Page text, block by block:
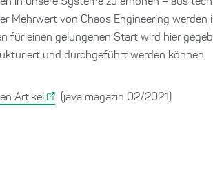
Mehrwert von Chaos Engineering
für einen gelungenen Start wird hier
und durchgeführt werden können.
Artikel (java magazin 02/2021)